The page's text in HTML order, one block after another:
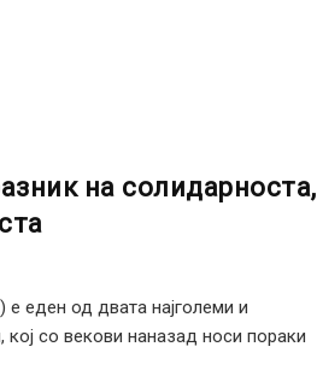
на солидарноста,
еден од двата најголеми и
кој со векови наназад носи пораки